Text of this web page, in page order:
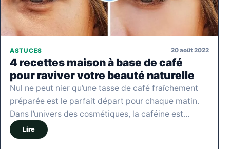
ASTUCES 20 août 2022
4 recettes maison à base de café
pour raviver votre beauté naturelle
Nul ne peut nier qu’une tasse de café fraîchement
préparée est le parfait départ pour chaque matin.
Dans l’univers des cosmétiques, la caféine est…
Lire